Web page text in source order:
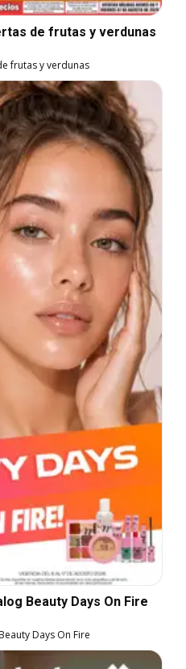
de frutas y verdunas
frutas y verdunas
Beauty Days On Fire
Days On Fire